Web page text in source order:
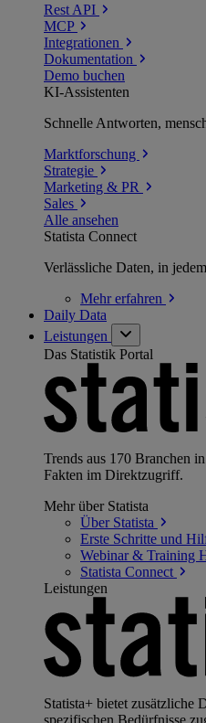
Rest API
MCP
Integrationen
Dokumentation
Demo buchen
KI-Assistenten
Schnelle Antworten,
Marktforschung
Strategie
Marketing & PR
Sales
Alle ansehen
Statista Connect
Verlässliche Daten, in
Mehrerfahren
Daily Data
Leistungen
Das Statistik Portal
Trends aus 170 Branchen
Fakten im Direktzugriff.
Mehr über Statista
Über Statista
Erste Schritte und
Webinar & Training
Statista Connect
Leistungen
Statista+ bietet zusätzliche
spezifischen Bedürfnisse